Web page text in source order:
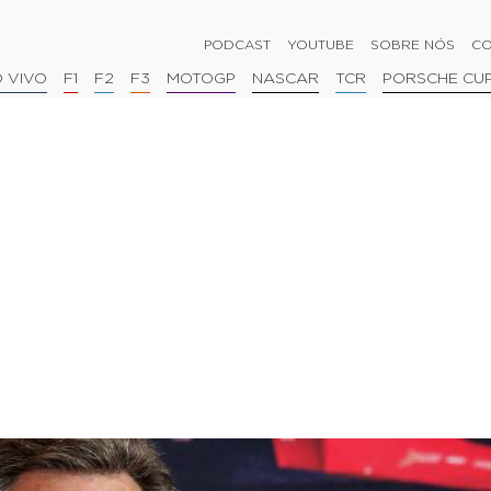
PODCAST YOUTUBE SOBRE NÓS
VIVO F1 F2 F3 MOTOGP NASCAR TCR PORSCHE